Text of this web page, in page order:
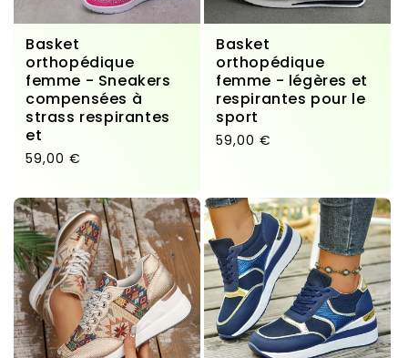
Basket
orthopédique
femme - Sneakers
compensées à
strass respirantes
et
Prix habituel
59,00 €
Basket
orthopédique
femme - légères et
respirantes pour le
sport
Prix habituel
59,00 €